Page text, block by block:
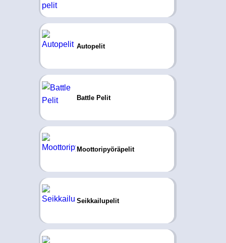
Autopelit
Battle Pelit
Moottoripyöräpelit
Seikkailupelit